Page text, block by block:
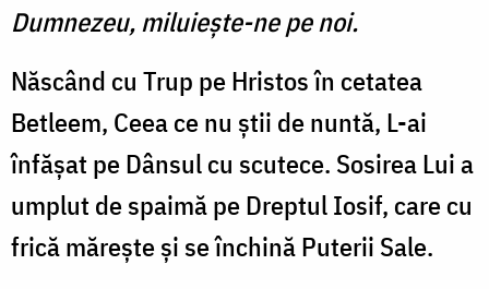
Dumnezeu, miluieşte-ne pe noi.
Născând cu Trup pe Hristos în cetatea
Betleem, Ceea ce nu ştii de nuntă, L-ai
înfăşat pe Dânsul cu scutece. Sosirea Lui a
umplut de spaimă pe Dreptul Iosif, care cu
frică măreşte şi se închină Puterii Sale.